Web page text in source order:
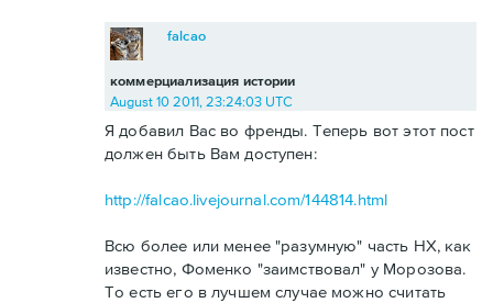
коммерциализация истории
falcao
August 10 2011, 23:24:03 UTC
Я добавил Вас во френды. Теперь вот этот пост
должен быть Вам доступен:
http://falcao.livejournal.com/144814.html
Всю более или менее "разумную" часть НХ, как
известно, Фоменко "заимствовал" у Морозова.
То есть его в лучшем случае можно считать